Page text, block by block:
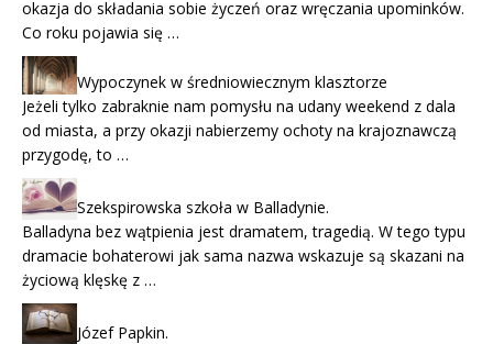
okazja do składania sobie życzeń oraz wręczania upominków.
Co roku pojawia się …
Wypoczynek w średniowiecznym klasztorze
Jeżeli tylko zabraknie nam pomysłu na udany weekend z dala
od miasta, a przy okazji nabierzemy ochoty na krajoznawczą
przygodę, to …
Szekspirowska szkoła w Balladynie.
Balladyna bez wątpienia jest dramatem, tragedią. W tego typu
dramacie bohaterowi jak sama nazwa wskazuje są skazani na
życiową klęskę z …
Józef Papkin.